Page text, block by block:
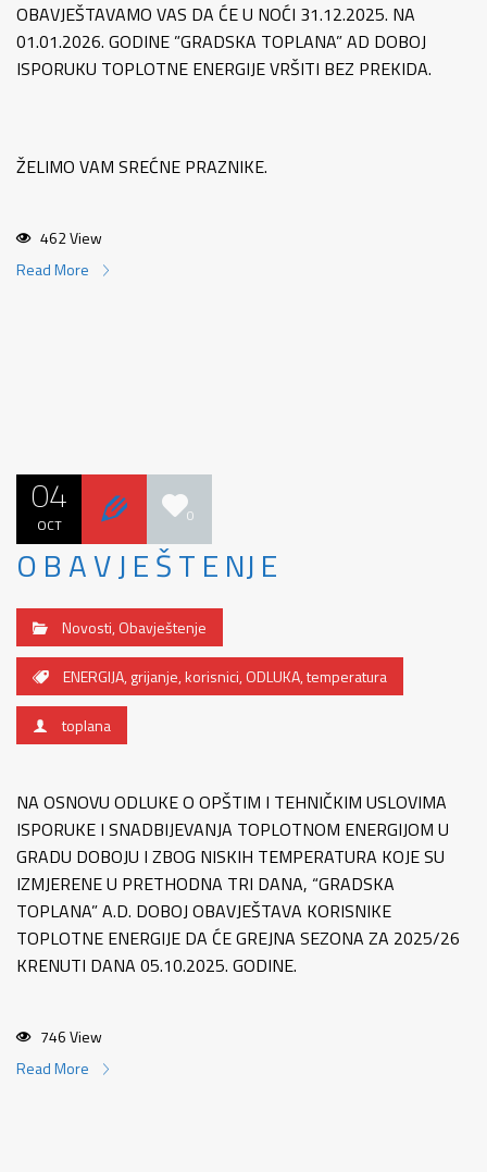
OBAVJEŠTAVAMO VAS DA ĆE U NOĆI 31.12.2025. NA
01.01.2026. GODINE ”GRADSKA TOPLANA” AD DOBOJ
ISPORUKU TOPLOTNE ENERGIJE VRŠITI BEZ PREKIDA.
ŽELIMO VAM SREĆNE PRAZNIKE.
462 View
Read More
04
OCT 0
O B A V J E Š T E NJ E
Novosti,Obavještenje
ENERGIJA,grijanje,korisnici,ODLUKA,temperatura
toplana
NA OSNOVU ODLUKE O OPŠTIM I TEHNIČKIM USLOVIMA
ISPORUKE I SNADBIJEVANJA TOPLOTNOM ENERGIJOM U
GRADU DOBOJU I ZBOG NISKIH TEMPERATURA KOJE SU
IZMJERENE U PRETHODNA TRI DANA, “GRADSKA
TOPLANA” A.D. DOBOJ OBAVJEŠTAVA KORISNIKE
TOPLOTNE ENERGIJE DA ĆE GREJNA SEZONA ZA 2025/26
KRENUTI DANA 05.10.2025. GODINE.
746 View
Read More